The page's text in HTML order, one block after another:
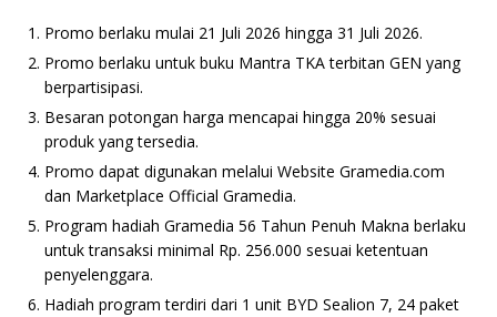
Promo berlaku mulai 21 Juli 2026 hingga 31 Juli 2026.
Promo berlaku untuk buku Mantra TKA terbitan GEN yang
berpartisipasi.
Besaran potongan harga mencapai hingga 20% sesuai
produk yang tersedia.
Promo dapat digunakan melalui Website Gramedia.com
dan Marketplace Official Gramedia.
Program hadiah Gramedia 56 Tahun Penuh Makna berlaku
untuk transaksi minimal Rp. 256.000 sesuai ketentuan
penyelenggara.
Hadiah program terdiri dari 1 unit BYD Sealion 7, 24 paket